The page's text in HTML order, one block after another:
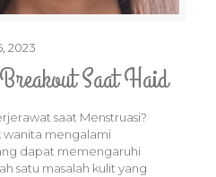
2023
Saat Haid
saat Menstruasi?
wanita mengalami
dapat memengaruhi
satu masalah kulit yang